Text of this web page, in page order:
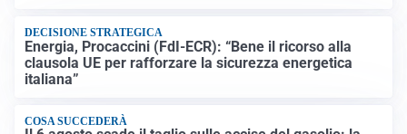
DECISIONE STRATEGICA
Energia, Procaccini (FdI-ECR): “Bene il ricorso alla
clausola UE per rafforzare la sicurezza energetica
italiana”
COSA SUCCEDERÀ